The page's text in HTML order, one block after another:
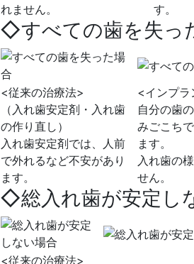
れません。
す。
◇すべての歯を失っ
<従来の治療法>
（入れ歯安定剤・入れ歯
の作り直し）
入れ歯安定剤では、人前
で外れるなど不安があり
ます。
<インプラ
自分の歯
みごこち
ます。
入れ歯の
せん。
◇総入れ歯が安定し
<従来の治療法>